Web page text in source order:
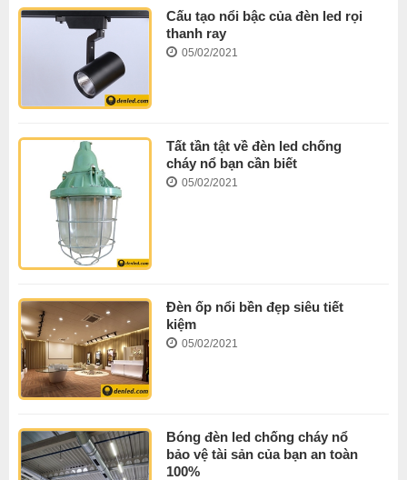
Cấu tạo nổi bậc của đèn led rọi
thanh ray
05/02/2021
Tất tần tật về đèn led chống
cháy nổ bạn cần biết
05/02/2021
Đèn ốp nổi bền đẹp siêu tiết
kiệm
05/02/2021
Bóng đèn led chống cháy nổ
bảo vệ tài sản của bạn an toàn
100%